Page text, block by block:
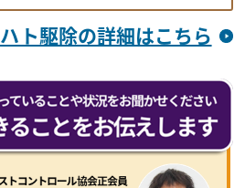
ハト駆除の詳細はこちら